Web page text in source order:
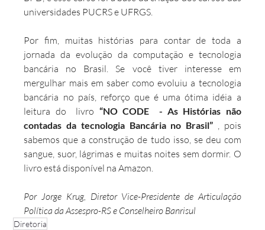
universidades PUCRS e UFRGS.
Por fim, muitas histórias para contar de toda a
jornada da evolução da computação e tecnologia
bancária no Brasil. Se você tiver interesse em
mergulhar mais em saber como evoluiu a tecnologia
bancária no país, reforço que é uma ótima idéia a
leitura do  livro “NO CODE  - As Histórias não
contadas da tecnologia Bancária no Brasil” , pois
sabemos que a construção de tudo isso, se deu com
sangue, suor, lágrimas e muitas noites sem dormir. O
livro está disponível na Amazon.
Por Jorge Krug, Diretor Vice-Presidente de Articulação
Política da Assespro-RS e Conselheiro Banrisul
Diretoria